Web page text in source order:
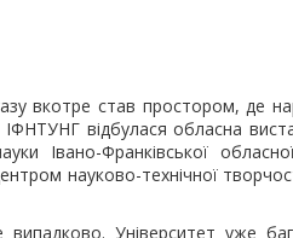
вкотре став простором, де
ІФНТУНГ відбулася обласна
Івано-Франківської
науково-технічної
Університет уже